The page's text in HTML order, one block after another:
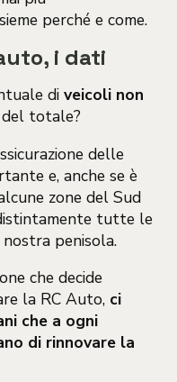
perché e come.
i dati
di veicoli non
totale?
delle
e, anche se è
zone del Sud
tutte le
penisola.
che decide
la RC Auto, ci
che a ogni
di rinnovare la